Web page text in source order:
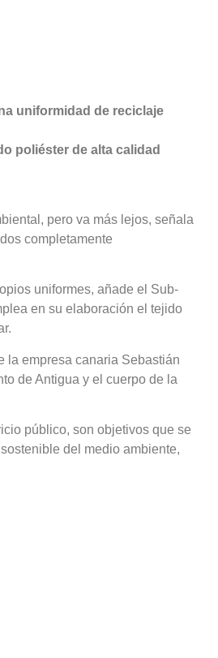
uniformidad de reciclaje
poliéster de alta calidad
pero va más lejos, señala
completamente
uniformes, añade el Sub-
en su elaboración el tejido
la empresa canaria Sebastián
de Antigua y el cuerpo de la
público, son objetivos que se
del medio ambiente,